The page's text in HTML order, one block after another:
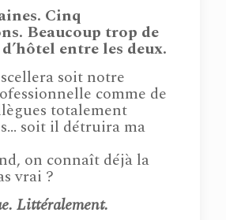
Cinq
Beaucoup trop de
entre les deux.
soit notre
comme de
totalement
soit il détruira ma
on connaît déjà la
vrai ?
Littéralement.